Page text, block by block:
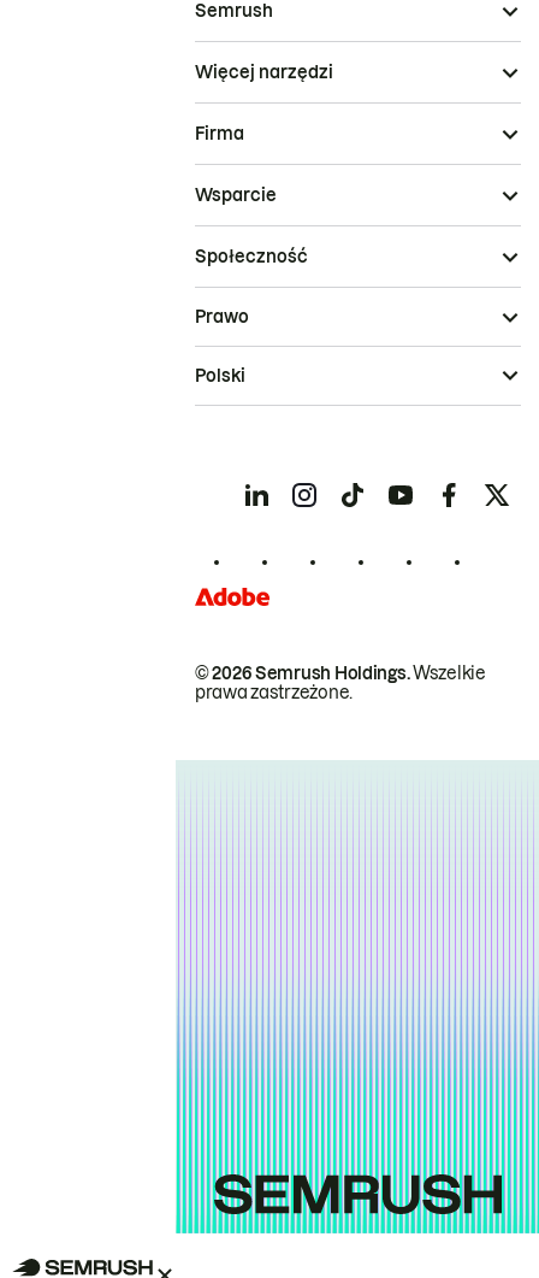
Semrush
Więcej narzędzi
Firma
Wsparcie
Społeczność
© 2026 Semrush Holdings.Wszelkie
prawa zastrzeżone.
Prawo
Polski